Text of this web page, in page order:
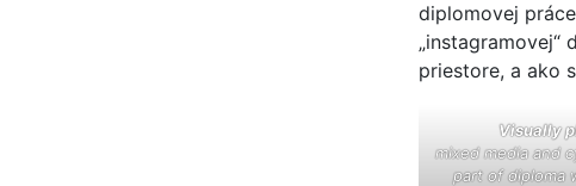
diplomovej
„instagramovej“
priestore, a ako
Visually
mixed media and
part of diploma